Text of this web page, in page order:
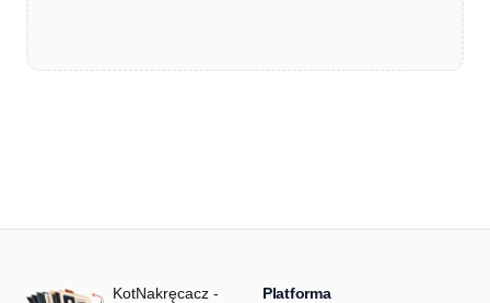
KotNakręcacz - Platforma